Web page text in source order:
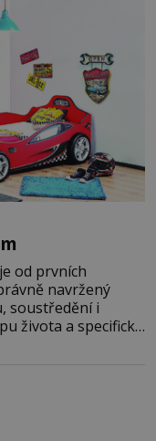
od prvních
navržený
soustředění i
života a specifické